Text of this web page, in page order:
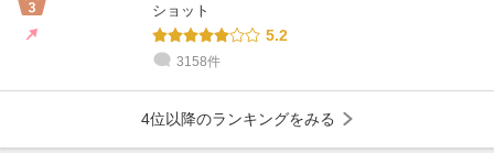
ショット
5.2
3158件
4位以降のランキングをみる